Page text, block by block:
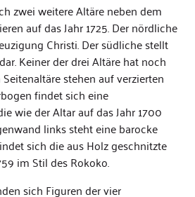
zwei weitere Altäre neben dem
auf das Jahr 1725. Der nördliche
Christi. Der südliche stellt
Keiner der drei Altäre hat noch
stehen auf verzierten
findet sich eine
wie der Altar auf das Jahr 1700
links steht eine barocke
sich die aus Holz geschnitzte
im Stil des Rokoko.
sich Figuren der vier